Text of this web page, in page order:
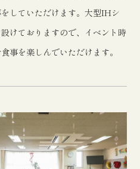
していただけます。大型IHシ
けておりますので、イベント時
事を楽しんでいただけます。